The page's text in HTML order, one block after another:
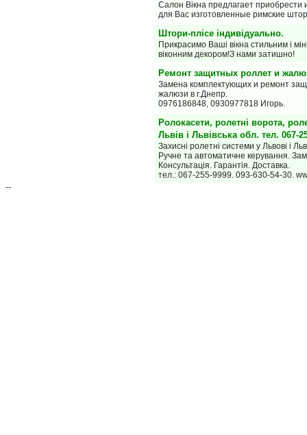
Салон Вiкна предлагает приобрести
для Вас изготовленные римские
Штори-плісе індивідуально.
Прикрасимо Ваші вікна стильним і
віконним декором!З нами затишно!
Ремонт защитных роллет и
Замена комплектующих и ремонт
жалюзи в г.Днепр.
0976186848, 0930977818 Игорь.
Ролокасети, ролетні ворота,
Львів і Львівська обл. тел. 067-
Захисні ролетні системи у Львові і
Ручне та автоматичне керування.
Консультація. Гарантія. Доставка.
тел.: 067-255-9999. 093-630-54-30.
--